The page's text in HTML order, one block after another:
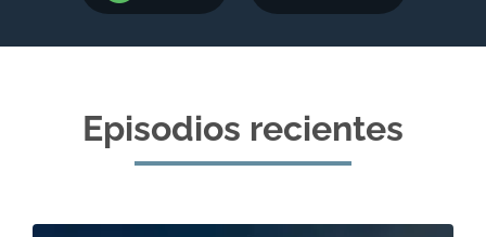
Episodios recientes